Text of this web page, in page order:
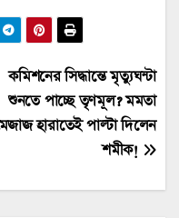
কমিশনের সিদ্ধান্তে মৃত্যুঘন্টা
শুনতে পাচ্ছে তৃণমূল? মমতা
হারাতেই পাল্টা দিলেন
শমীক!